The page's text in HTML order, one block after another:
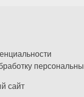
сайт